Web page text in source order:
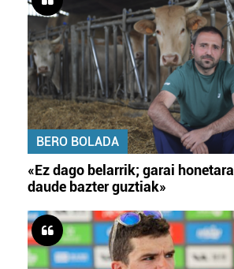
BERO BOLADA
«Ez dago belarrik; garai
daude bazter guztiak»